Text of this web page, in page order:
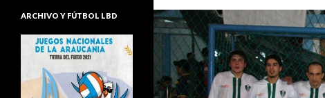
ARCHIVO Y FÚTBOL LBD